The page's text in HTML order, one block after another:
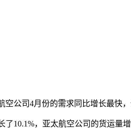
公司4月份的需求同比增长最快，
，亚太航空公司的货运量增